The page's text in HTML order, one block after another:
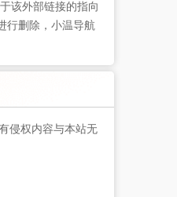
该外部链接的指向
行删除，小温导航
侵权内容与本站无